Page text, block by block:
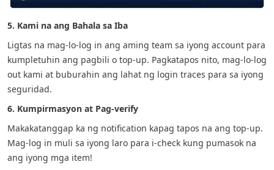
5. Kami na ang Bahala sa Iba
Ligtas na mag-lo-log in ang aming team sa iyong account para
kumpletuhin ang pagbili o top-up. Pagkatapos nito, mag-lo-log
out kami at buburahin ang lahat ng login traces para sa iyong
seguridad.
6. Kumpirmasyon at Pag-verify
Makakatanggap ka ng notification kapag tapos na ang top-up.
Mag-log in muli sa iyong laro para i-check kung pumasok na
ang iyong mga item!